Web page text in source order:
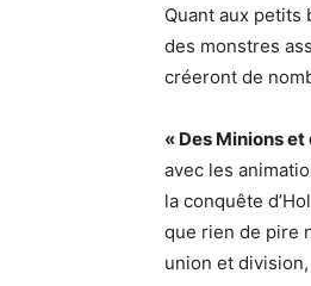
Quant aux
des monstres
créeront de
« Des Minions
avec les
la conquête
que rien de pire
union et